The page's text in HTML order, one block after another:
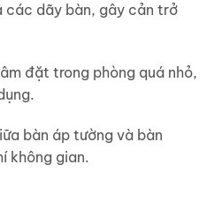
các dãy bàn, gây cản trở
đặt trong phòng quá nhỏ,
bàn áp tường và bàn
không gian.